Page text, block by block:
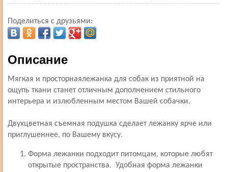
Поделиться с друзьями:
Описание
Мягкая и просторнаялежанка для собак из приятной на
ощупь ткани станет отличным дополнением стильного
интерьера и излюбленным местом Вашей собачки.
Двухцветная съемная подушка сделает лежанку ярче или
приглушеннее, по Вашему вкусу.
Форма лежанки подходит питомцам, которые любят
открытые пространства. Удобная форма лежанки